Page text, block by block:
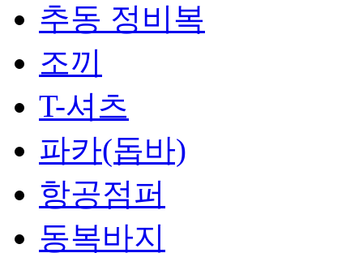
추동 정비복
조끼
T-셔츠
파카(돕바)
항공점퍼
동복바지